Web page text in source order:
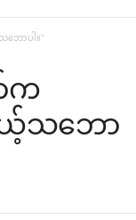
ောပါ။”
က
ယ့်သ‌ဘော